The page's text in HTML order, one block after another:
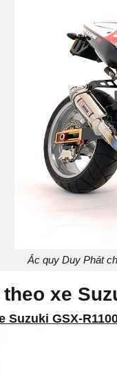
Ắc quy Duy Phát
xe
Suzuki GSX-